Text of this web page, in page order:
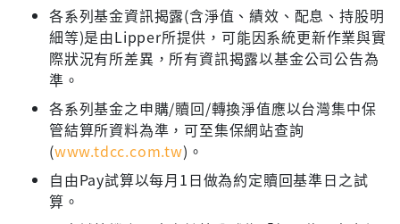
各系列基金資訊揭露(含淨值、績效、配息、持股明
細等)是由Lipper所提供，可能因系統更新作業與實
際狀況有所差異，所有資訊揭露以基金公司公告為
準。
各系列基金之申購/贖回/轉換淨值應以台灣集中保
管結算所資料為準，可至集保網站查詢
(www.tdcc.com.tw)。
自由Pay試算以每月1日做為約定贖回基準日之試
算。